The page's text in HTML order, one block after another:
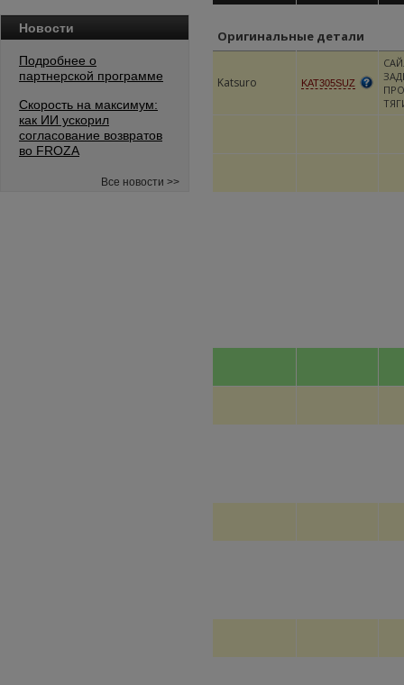
Новости
Подробнее о
партнерской программе
Скорость на максимум:
как ИИ ускорил
согласование возвратов
во FROZA
Все новости >>
Оригинальные детали
Katsuro KAT305SUZ